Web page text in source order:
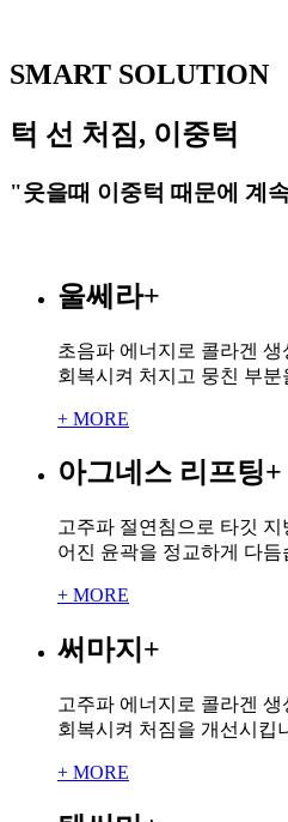
SMART SOLUTION
턱 선 처짐, 이중턱
"웃을때 이중턱 때문에 계
울쎄라+
초음파 에너지로 콜라겐
회복시켜 처지고 뭉친 부
+ MORE
아그네스 리프팅+
고주파 절연침으로 타깃
어진 윤곽을 정교하게 다듬
+ MORE
써마지 +
고주파 에너지로 콜라겐
회복시켜 처짐을 개선시킵
+ MORE